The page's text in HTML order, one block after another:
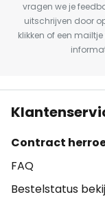
vragen we je
uitschrijven door
klikken of een
Contract
FAQ
Bestelstatus